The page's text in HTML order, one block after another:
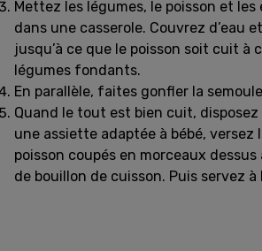
Mettez les légumes, le poisson et les
dans une casserole. Couvrez d’eau
jusqu’à ce que le poisson soit cuit à
légumes fondants.
En parallèle, faites gonfler la
Quand le tout est bien cuit, disposez
une assiette adaptée à bébé, versez
poisson coupés en morceaux
de bouillon de cuisson. Puis servez à